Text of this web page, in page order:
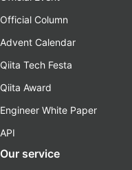
Official Column
Advent Calendar
Qiita Tech Festa
Qiita Award
Engineer White Paper
API
Our service